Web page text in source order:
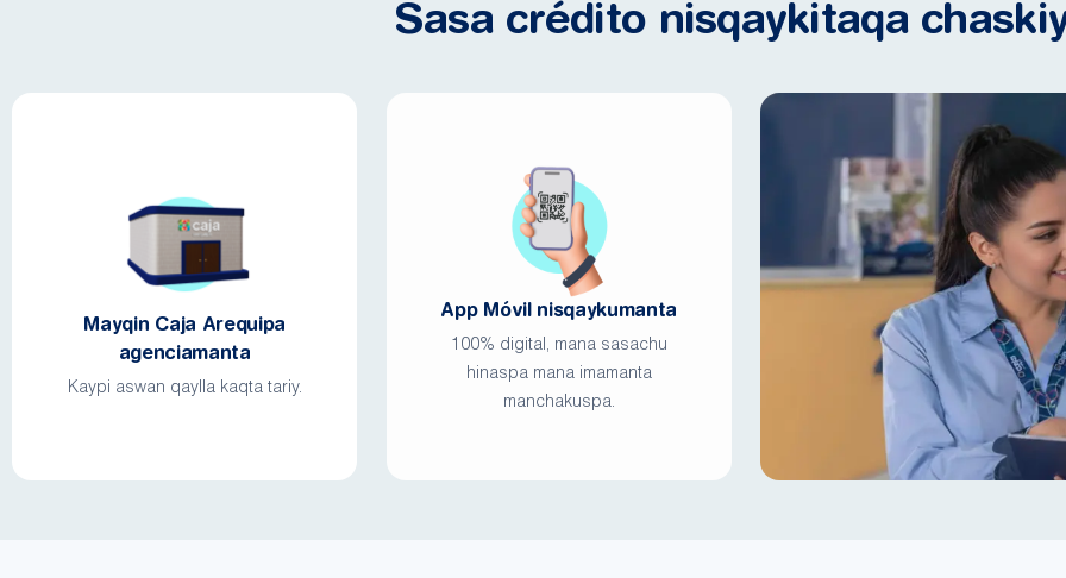
Sasa crédito nisqaykitaqa
Mayqin Caja Arequipa
agenciamanta
Kaypi aswan qaylla kaqta tariy.
App Móvil nisqaykumanta
100% digital, mana sasachu
hinaspa mana imamanta
manchakuspa.